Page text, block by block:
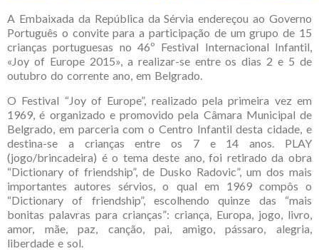
A Embaixada da República da Sérvia endereçou ao Governo
Português o convite para a participação de um grupo de 15
crianças portuguesas no 46º Festival Internacional Infantil,
«Joy of Europe 2015», a realizar-se entre os dias 2 e 5 de
outubro do corrente ano, em Belgrado.
O Festival “Joy of Europe”, realizado pela primeira vez em
1969, é organizado e promovido pela Câmara Municipal de
Belgrado, em parceria com o Centro Infantil desta cidade, e
destina-se a crianças entre os 7 e 14 anos. PLAY
(jogo/brincadeira) é o tema deste ano, foi retirado da obra
“Dictionary of friendship”, de Dusko Radovic”, um dos mais
importantes autores sérvios, o qual em 1969 compôs o
“Dictionary of friendship”, escolhendo quinze das “mais
bonitas palavras para crianças”: criança, Europa, jogo, livro,
amor, mãe, paz, canção, pai, amigo, pássaro, alegria,
liberdade e sol.